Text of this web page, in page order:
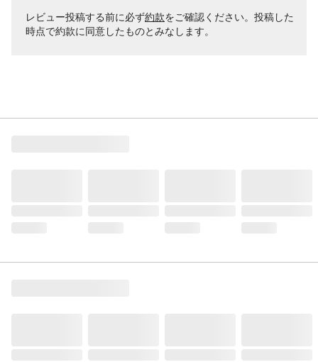
レビュー投稿する前に必ず約款をご確認ください。投稿した
時点で約款に同意したものとみなします。